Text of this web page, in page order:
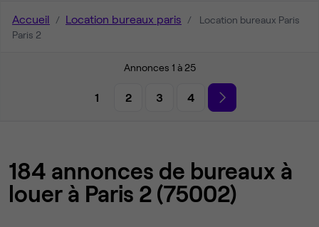
Accueil Location bureaux paris
Location bureaux Paris
Paris 2
Annonces 1 à 25
1 2 3 4
184 annonces de bureaux à
louer à Paris 2 (75002)